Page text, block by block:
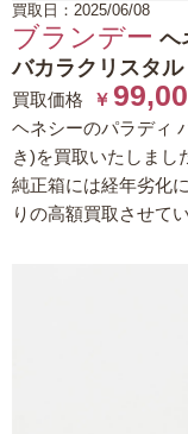
買取日：2025/06/08
ブランデー ヘ
バカラクリスタル
買取価格 ￥
ヘネシーのパラディ
き)を買取いたしまし
純正箱には経年劣化
りの高額買取させて